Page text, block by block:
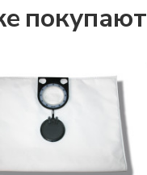
покупают